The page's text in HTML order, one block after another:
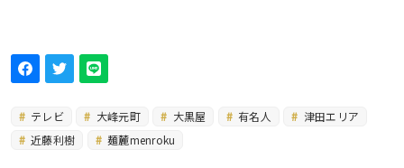
テレビ 大峰元町 大黒屋 有名人
津田エリア
近藤利樹
麺麓menroku